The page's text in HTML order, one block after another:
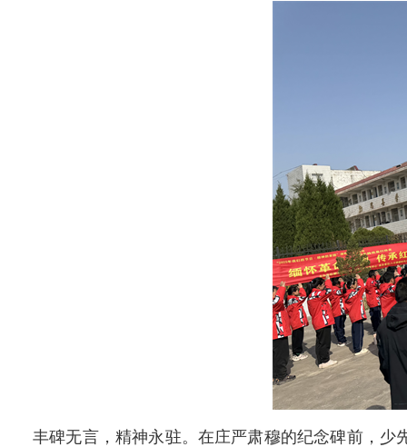
丰碑无言，精神永驻。在庄严肃穆的纪念碑前，